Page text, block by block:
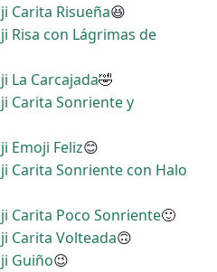
Carita Risueña😆
Risa con Lágrimas de
La Carcajada🤣
Carita Sonriente y
Emoji Feliz😊
Carita Sonriente con Halo
Carita Poco Sonriente🙂
Carita Volteada🙃
Guiño😉